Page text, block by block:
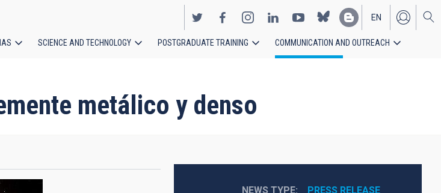
EN
ES
SCIENCE AND TECHNOLOGY POSTGRADUATE TRAINING COMMUNICATION AND OUTREACH
metálico y denso
NEWS TYPE
PRESS RELEASE